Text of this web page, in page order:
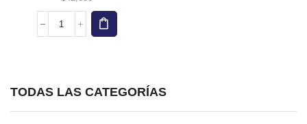
Boligrafo
cantidad
TODAS LAS CATEGORÍAS